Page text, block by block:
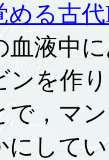
める古
中に
ンを作
，マン
にして